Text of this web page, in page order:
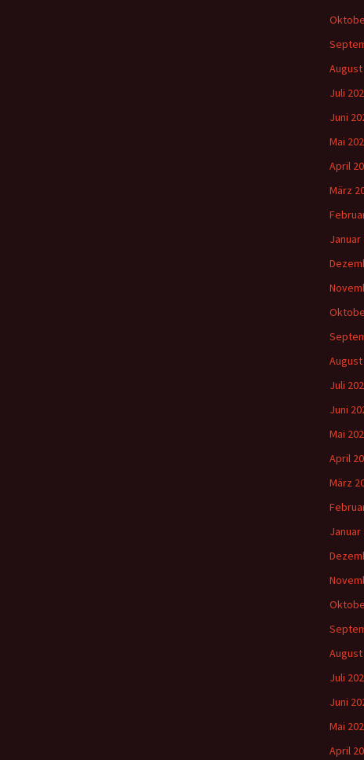
August
Juli
Juni
Mai
April
März
Januar
August
Juli
Juni
Mai
April
März
Januar
August
Juli
Juni
Mai
April